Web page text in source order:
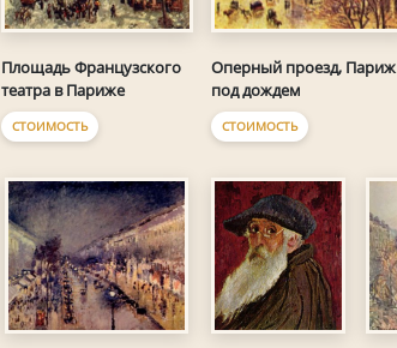
Площадь Французского
театра в Париже
СТОИМОСТЬ
Оперный проезд, Париж
под дождем
СТОИМОСТЬ